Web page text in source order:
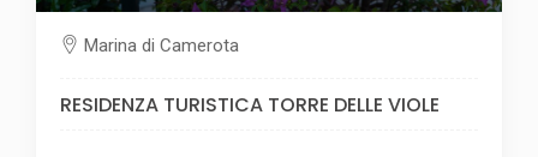
Marina di Camerota
RESIDENZA TURISTICA TORRE DELLE VIOLE